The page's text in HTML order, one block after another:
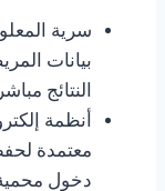
سرية
بيانات
النتائج
أنظمة
معتمدة
دخول